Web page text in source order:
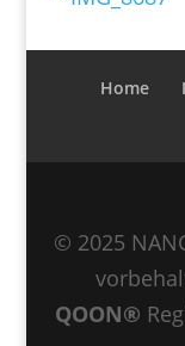
Home
© 2025
QOON®